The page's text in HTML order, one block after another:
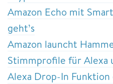
Amazon Echo mit
geht’s
Amazon launcht
Stimmprofile für Alexa
Alexa Drop-In